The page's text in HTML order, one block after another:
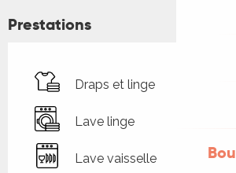
Prestations
Draps et linge
Lave linge
Lave vaisselle